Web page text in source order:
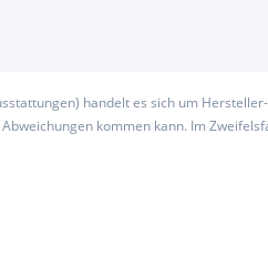
handelt es sich um
kommen kann. Im